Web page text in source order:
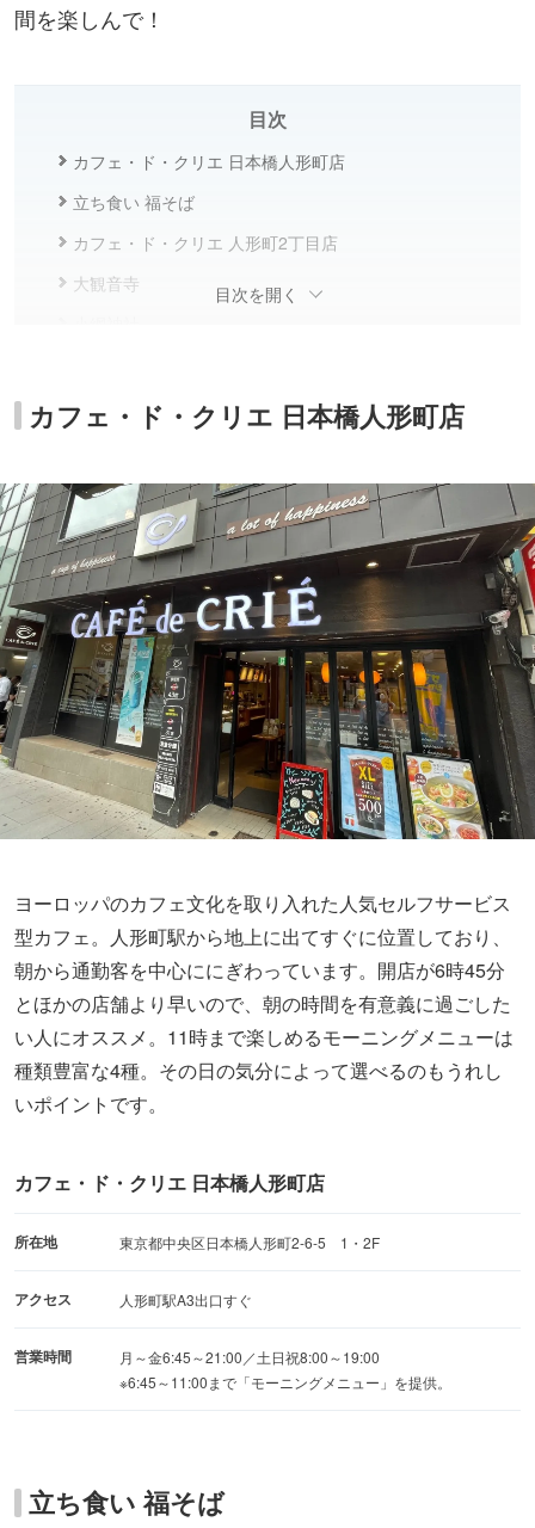
間を楽しんで！
目次
カフェ・ド・クリエ 日本橋人形町店
立ち食い 福そば
カフェ・ド・クリエ 人形町2丁目店
大観音寺
目次を開く
カフェ・ド・クリエ 日本橋人形町店
ヨーロッパのカフェ文化を取り入れた人気セルフサービス
型カフェ。人形町駅から地上に出てすぐに位置しており、
朝から通勤客を中心ににぎわっています。開店が6時45分
とほかの店舗より早いので、朝の時間を有意義に過ごした
い人にオススメ。11時まで楽しめるモーニングメニューは
種類豊富な4種。その日の気分によって選べるのもうれし
いポイントです。
カフェ・ド・クリエ 日本橋人形町店
所在地 東京都中央区日本橋人形町2-6-5 1・2F
アクセス 人形町駅A3出口すぐ
営業時間
月～金6:45～21:00／土日祝8:00～19:00
※6:45～11:00まで「モーニングメニュー」を提供。
立ち食い 福そば